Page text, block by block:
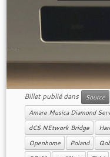
Billet publié dans Source
Amare Musica Diamond
dCS NEtwork Bridge
Openhome
Poland